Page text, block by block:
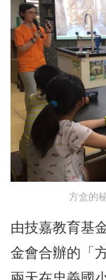
方盒的
由技嘉教育基
金會合辦的「